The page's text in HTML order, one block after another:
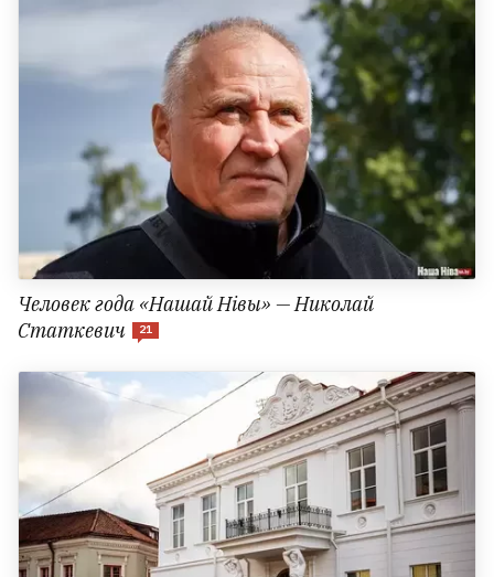
Человек года «Нашай Нівы» — Николай
Статкевич
21